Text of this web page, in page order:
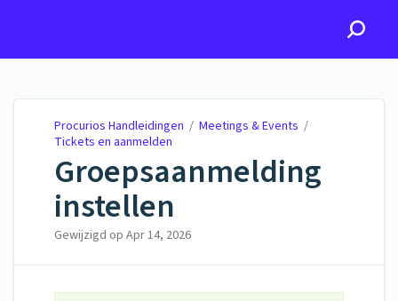
Procurios Handleidingen / Meetings & Events /
Tickets en aanmelden
Groepsaanmelding
instellen
Gewijzigd op Apr 14, 2026